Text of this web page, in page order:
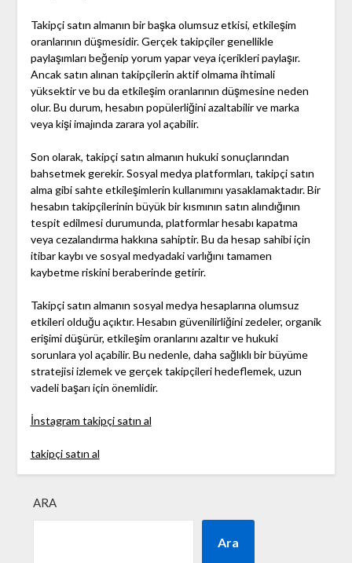
Takipçi satın almanın bir başka olumsuz etkisi, etkileşim
oranlarının düşmesidir. Gerçek takipçiler genellikle
paylaşımları beğenip yorum yapar veya içerikleri paylaşır.
Ancak satın alınan takipçilerin aktif olmama ihtimali
yüksektir ve bu da etkileşim oranlarının düşmesine neden
olur. Bu durum, hesabın popülerliğini azaltabilir ve marka
veya kişi imajında zarara yol açabilir.
Son olarak, takipçi satın almanın hukuki sonuçlarından
bahsetmek gerekir. Sosyal medya platformları, takipçi satın
alma gibi sahte etkileşimlerin kullanımını yasaklamaktadır. Bir
hesabın takipçilerinin büyük bir kısmının satın alındığının
tespit edilmesi durumunda, platformlar hesabı kapatma
veya cezalandırma hakkına sahiptir. Bu da hesap sahibi için
itibar kaybı ve sosyal medyadaki varlığını tamamen
kaybetme riskini beraberinde getirir.
Takipçi satın almanın sosyal medya hesaplarına olumsuz
etkileri olduğu açıktır. Hesabın güvenilirliğini zedeler, organik
erişimi düşürür, etkileşim oranlarını azaltır ve hukuki
sorunlara yol açabilir. Bu nedenle, daha sağlıklı bir büyüme
stratejisi izlemek ve gerçek takipçileri hedeflemek, uzun
vadeli başarı için önemlidir.
İnstagram takipçi satın al
takipçi satın al
ARA
Ara